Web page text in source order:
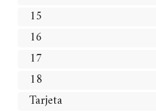
15
16
17
18
Tarjeta